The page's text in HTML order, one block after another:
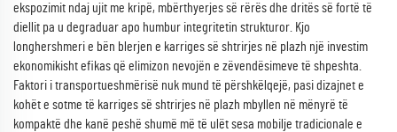
ekspozimit ndaj ujit me kripë, mbërthyerjes së rërës dhe dritës së fortë të
diellit pa u degraduar apo humbur integritetin strukturor. Kjo
longhershmeri e bën blerjen e karriges së shtrirjes në plazh një investim
ekonomikisht efikas që elimizon nevojën e zëvendësimeve të shpeshta.
Faktori i transportueshmërisë nuk mund të përshkëlqejë, pasi dizajnet e
kohët e sotme të karriges së shtrirjes në plazh mbyllen në mënyrë të
kompaktë dhe kanë peshë shumë më të ulët sesa mobilje tradicionale e